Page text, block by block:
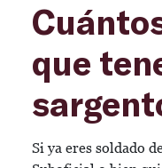
que
Si ya eres soldado